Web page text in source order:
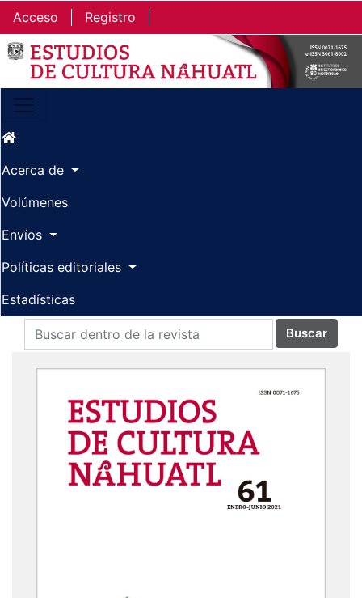
Ir al contenido principal
Ir al menú de navegación principal
Ir al pie de página del sitio
Acceso Registro
Acerca de
Volúmenes
Envíos
Políticas editoriales
Estadísticas
Buscar